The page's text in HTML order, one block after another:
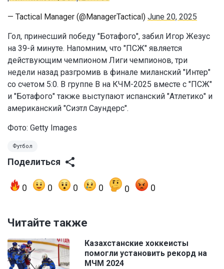
— Tactical Manager (@ManagerTactical) June 20, 2025
Гол, принесший победу "Ботафого", забил Игор Жезус
на 39-й минуте. Напомним, что "ПСЖ" является
действующим чемпионом Лиги чемпионов, три
недели назад разгромив в финале миланский "Интер"
со счетом 5:0. В группе B на КЧМ-2025 вместе с "ПСЖ"
и "Ботафого" также выступают испанский "Атлетико" и
американский "Сиэтл Саундерс".
Фото: Getty Images
Футбол
Поделиться
0 0 0 0 0 0
Читайте также
Казахстанские хоккеисты
помогли установить рекорд на
МЧМ 2024